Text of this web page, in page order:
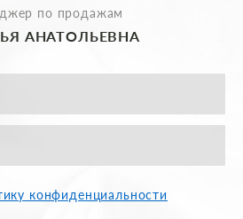
по продажам
АНАТОЛЬЕВНА
конфиденциальности